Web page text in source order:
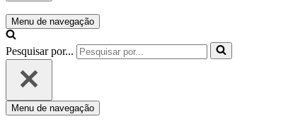
Menu de navegação
Pesquisar por...
Menu de navegação